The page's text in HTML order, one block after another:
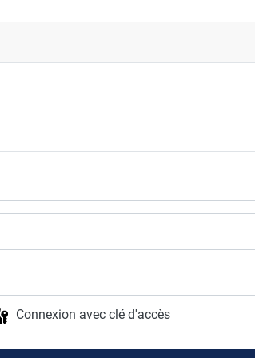
Connexion avec clé d'accès